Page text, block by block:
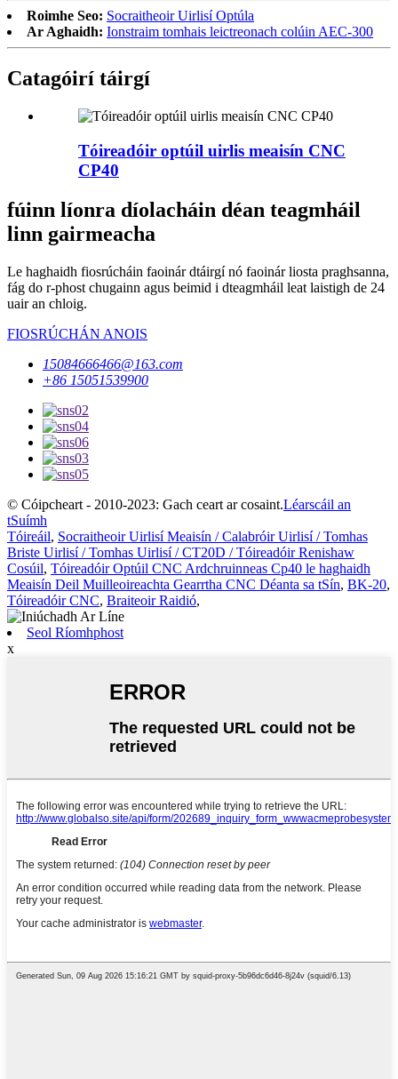
Roimhe Seo: Socraitheoir Uirlisí Optúla
Ar Aghaidh: Ionstraim tomhais leictreonach colúin AEC-300
Catagóirí táirgí
Tóireadóir optúil uirlis meaisín CNC
CP40
fúinn líonra díolacháin déan teagmháil
linn gairmeacha
Le haghaidh fiosrúcháin faoinár dtáirgí nó faoinár liosta praghsanna,
fág do r-phost chugainn agus beimid i dteagmháil leat laistigh de 24
uair an chloig.
FIOSRÚCHÁN ANOIS
15084666466@163.com
+86 15051539900
© Cóipcheart - 2010-2023: Gach ceart ar cosaint.Léarscáil an
tSuímh
Tóireáil, Socraitheoir Uirlisí Meaisín / Calabróir Uirlisí / Tomhas
Briste Uirlisí / Tomhas Uirlisí / CT20D / Tóireadóir Renishaw
Cosúil, Tóireadóir Optúil CNC Ardchruinneas Cp40 le haghaidh
Meaisín Deil Muilleoireachta Gearrtha CNC Déanta sa tSín, BK-20,
Tóireadóir CNC, Braiteoir Raidió,
Seol Ríomhphost
x